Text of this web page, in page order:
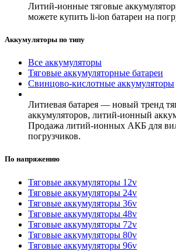
Литий-ионные тяговые
можете купить li-ion батареи на
Аккумуляторы по типу
Все аккумуляторы
Тяговые аккумуляторные батареи
Свинцово-кислотные аккумуляторы
Литиевая батарея — новый тренд
аккумуляторов, литий-ионный
Продажа литий-ионных АКБ для
погрузчиков.
По напряжению
Тяговые аккумуляторы 12v
Тяговые аккумуляторы 24v
Тяговые аккумуляторы 36v
Тяговые аккумуляторы 48v
Тяговые аккумуляторы 72v
Тяговые аккумуляторы 80v
Тяговые аккумуляторы 96v